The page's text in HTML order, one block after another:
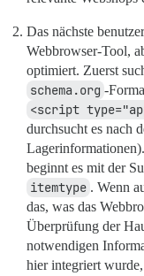
Das nächste
Webbrowser-Tool,
optimiert. Zuerst
schema.org -
<script
durchsucht es nach
beginnt es mit der
itemtype . Wenn
das, was das
Überprüfung der
notwendigen
hier integriert